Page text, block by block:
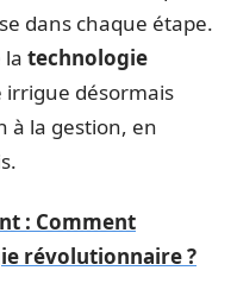
dans chaque étape.
la technologie
irrigue désormais
à la gestion, en
: Comment
révolutionnaire ?